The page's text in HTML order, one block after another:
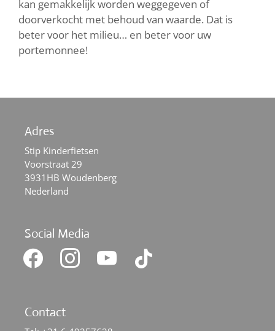
kan gemakkelijk worden weggegeven of
doorverkocht met behoud van waarde. Dat is
beter voor het milieu… en beter voor uw
portemonnee!
Adres
Stip Kinderfietsen
Voorstraat 29
3931HB Woudenberg
Nederland
Social Media
facebook instagram youtube tiktok
Contact